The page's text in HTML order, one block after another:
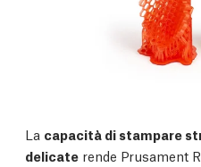
La capacità di stampare
delicate rende Prusament